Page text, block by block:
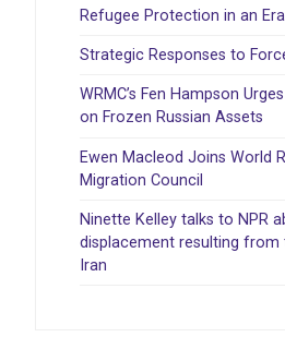
Refugee Protection in an
Strategic Responses to
WRMC’s Fen Hampson
on Frozen Russian Assets
Ewen Macleod Joins World
Migration Council
Ninette Kelley talks to NPR
displacement resulting
Iran